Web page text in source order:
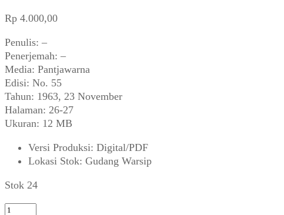
Rp 4.000,00
Penulis: –
Penerjemah: –
Media: Pantjawarna
Edisi: No. 55
Tahun: 1963, 23 November
Halaman: 26-27
Ukuran: 12 MB
Versi Produksi: Digital/PDF
Lokasi Stok: Gudang Warsip
Stok 24
Kuantitas